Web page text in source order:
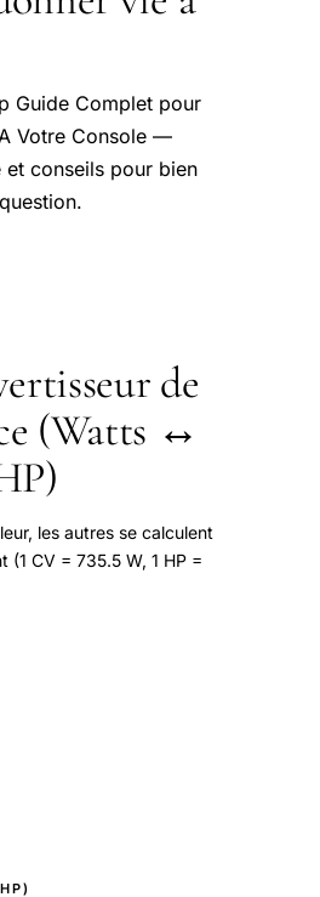
Guide Complet pour
Votre Console —
conseils pour bien
de
(Watts ↔
les autres se calculent
(1 CV = 735.5 W, 1 HP =